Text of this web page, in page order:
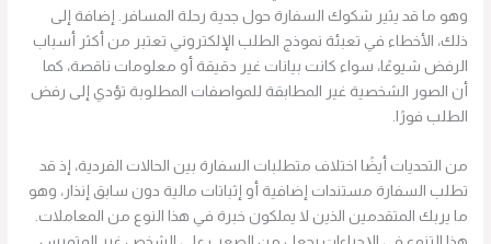
وهو ما قد يثير شكوك السفارة حول جدية رحلة المسافر. إضافة إلى
ذلك، الأخطاء في تعبئة نموذج الطلب الإلكتروني تعتبر من أكثر أسباب
الرفض شيوعًا، سواء كانت بيانات غير دقيقة أو معلومات ناقصة، كما
أن الصور الشخصية غير المطابقة للمواصفات المطلوبة تؤدي إلى رفض
الطلب فورًا.
من التحديات أيضًا اختلاف متطلبات السفارة بين الحالات الفردية، إذ قد
تطلب السفارة مستندات إضافية أو إثباتات مالية دون سابق إنذار، وهو
ما يربك المتقدمين الذين لا يملكون خبرة في هذا النوع من المعاملات.